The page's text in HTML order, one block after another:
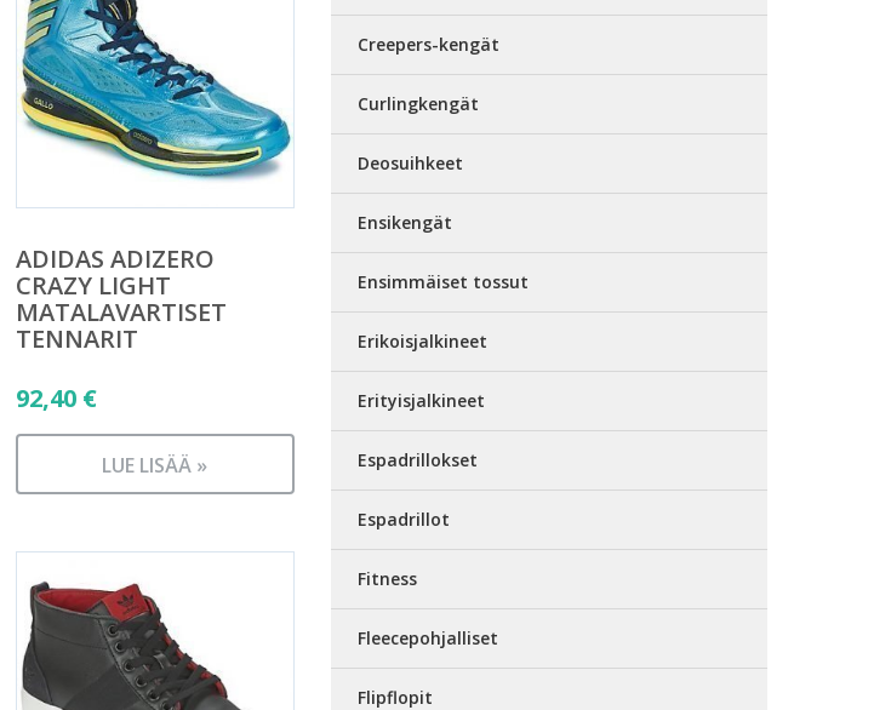
ADIDAS ADIZERO
CRAZY LIGHT
MATALAVARTISET
TENNARIT
92,40 €
LUE LISÄÄ »
Creepers-kengät
Curlingkengät
Deosuihkeet
Ensikengät
Ensimmäiset tossut
Erikoisjalkineet
Erityisjalkineet
Espadrillokset
Espadrillot
Fitness
Fleecepohjalliset
Flipflopit